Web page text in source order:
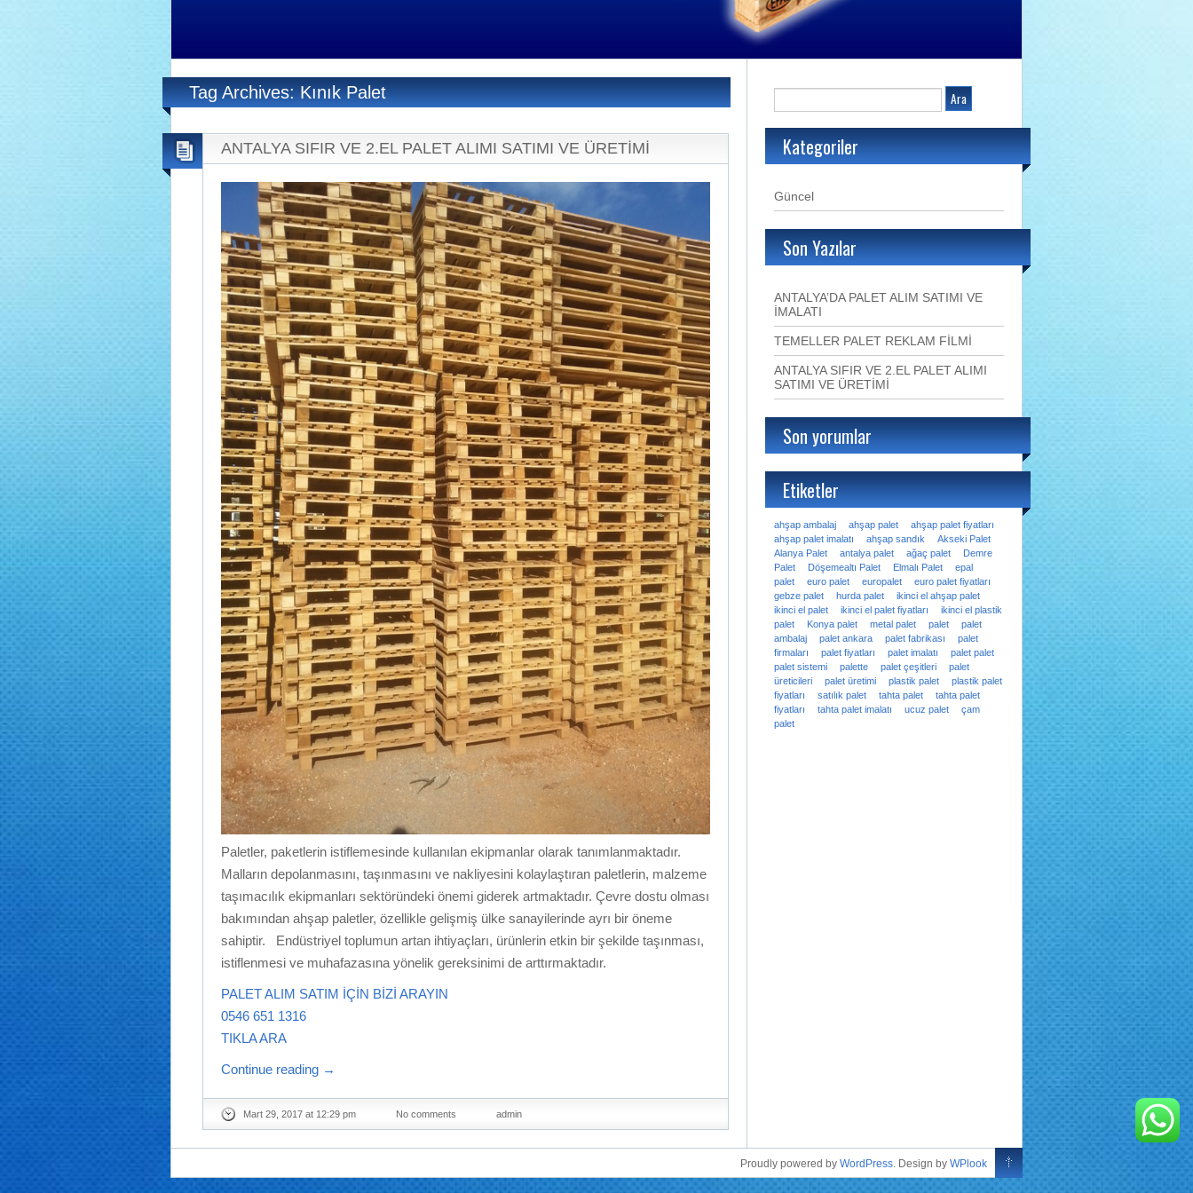
Tag Archives: Kınık Palet
ANTALYA SIFIR VE 2.EL PALET ALIMI SATIMI VE ÜRETİMİ
Paletler, paketlerin istiflemesinde kullanılan ekipmanlar olarak tanımlanmaktadır.
Malların depolanmasını, taşınmasını ve nakliyesini kolaylaştıran paletlerin, malzeme
taşımacılık ekipmanları sektöründeki önemi giderek artmaktadır. Çevre dostu olması
bakımından ahşap paletler, özellikle gelişmiş ülke sanayilerinde ayrı bir öneme
sahiptir. Endüstriyel toplumun artan ihtiyaçları, ürünlerin etkin bir şekilde taşınması,
istiflenmesi ve muhafazasına yönelik gereksinimi de arttırmaktadır.
PALET ALIM SATIM İÇİN BİZİ ARAYIN
0546 651 1316
TIKLA ARA
Continue reading →
Mart 29, 2017 at 12:29 pm No comments admin
Kategoriler
Güncel
Son Yazılar
ANTALYA’DA PALET ALIM SATIMI VE
İMALATI
TEMELLER PALET REKLAM FİLMİ
ANTALYA SIFIR VE 2.EL PALET ALIMI
SATIMI VE ÜRETİMİ
Son yorumlar
Etiketler
ahşap ambalaj ahşap palet
ahşap palet fiyatları
ahşap palet imalatı
ahşap sandık
Akseki Palet
Alanya Palet
antalya palet ağaç palet
Demre
Palet
Döşemealtı Palet Elmalı Palet
epal
palet
euro palet europalet
euro palet fiyatları
gebze palet
hurda palet
ikinci el ahşap palet
ikinci el palet
ikinci el palet fiyatları
ikinci el plastik
palet
Konya palet metal palet palet
palet
ambalaj
palet ankara palet fabrikası
palet
firmaları
palet fiyatları palet imalatı
palet palet
palet sistemi
palette palet çeşitleri
palet
üreticileri
palet üretimi plastik palet
plastik palet
fiyatları
satılık palet tahta palet
tahta palet
fiyatları
tahta palet imalatı ucuz palet
çam
palet
Proudly powered by WordPress . Design by WPlook